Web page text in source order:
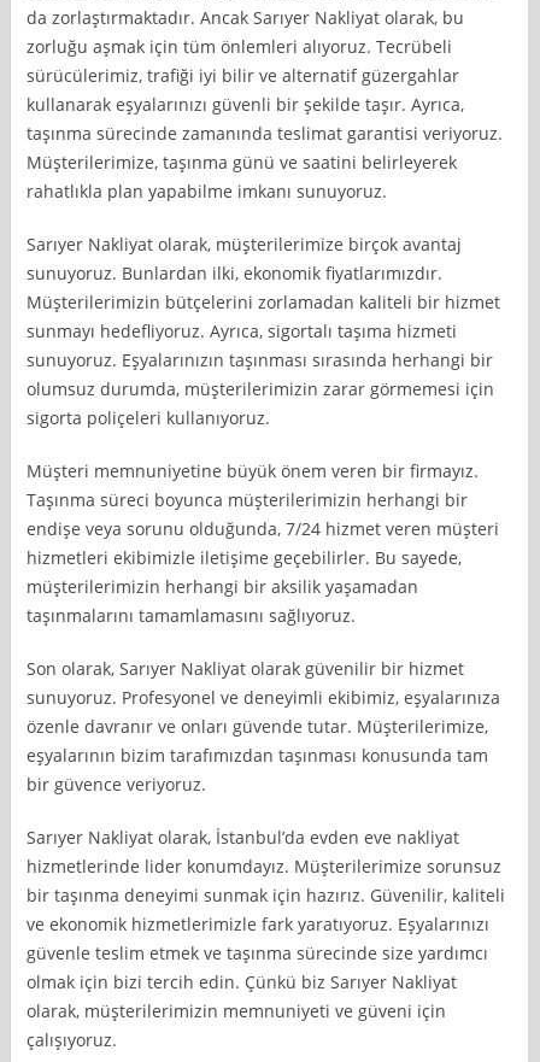
da zorlaştırmaktadır. Ancak Sarıyer Nakliyat olarak, bu
zorluğu aşmak için tüm önlemleri alıyoruz. Tecrübeli
sürücülerimiz, trafiği iyi bilir ve alternatif güzergahlar
kullanarak eşyalarınızı güvenli bir şekilde taşır. Ayrıca,
taşınma sürecinde zamanında teslimat garantisi veriyoruz.
Müşterilerimize, taşınma günü ve saatini belirleyerek
rahatlıkla plan yapabilme imkanı sunuyoruz.
Sarıyer Nakliyat olarak, müşterilerimize birçok avantaj
sunuyoruz. Bunlardan ilki, ekonomik fiyatlarımızdır.
Müşterilerimizin bütçelerini zorlamadan kaliteli bir hizmet
sunmayı hedefliyoruz. Ayrıca, sigortalı taşıma hizmeti
sunuyoruz. Eşyalarınızın taşınması sırasında herhangi bir
olumsuz durumda, müşterilerimizin zarar görmemesi için
sigorta poliçeleri kullanıyoruz.
Müşteri memnuniyetine büyük önem veren bir firmayız.
Taşınma süreci boyunca müşterilerimizin herhangi bir
endişe veya sorunu olduğunda, 7/24 hizmet veren müşteri
hizmetleri ekibimizle iletişime geçebilirler. Bu sayede,
müşterilerimizin herhangi bir aksilik yaşamadan
taşınmalarını tamamlamasını sağlıyoruz.
Son olarak, Sarıyer Nakliyat olarak güvenilir bir hizmet
sunuyoruz. Profesyonel ve deneyimli ekibimiz, eşyalarınıza
özenle davranır ve onları güvende tutar. Müşterilerimize,
eşyalarının bizim tarafımızdan taşınması konusunda tam
bir güvence veriyoruz.
Sarıyer Nakliyat olarak, İstanbul’da evden eve nakliyat
hizmetlerinde lider konumdayız. Müşterilerimize sorunsuz
bir taşınma deneyimi sunmak için hazırız. Güvenilir, kaliteli
ve ekonomik hizmetlerimizle fark yaratıyoruz. Eşyalarınızı
güvenle teslim etmek ve taşınma sürecinde size yardımcı
olmak için bizi tercih edin. Çünkü biz Sarıyer Nakliyat
olarak, müşterilerimizin memnuniyeti ve güveni için
çalışıyoruz.